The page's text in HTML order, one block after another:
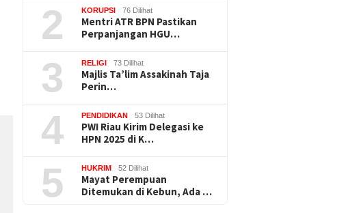
2 KORUPSI 76 Dilihat
Mentri ATR BPN Pastikan
Perpanjangan HGU…
3 RELIGI 73 Dilihat
Majlis Ta’lim Assakinah Taja
Perin…
4 PENDIDIKAN 53 Dilihat
PWI Riau Kirim Delegasi ke
HPN 2025 di K…
5 HUKRIM 52 Dilihat
Mayat Perempuan
Ditemukan di Kebun, Ada …